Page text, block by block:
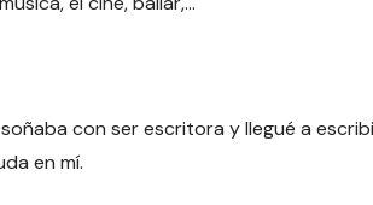
con ser escritora y llegué a
en mí.